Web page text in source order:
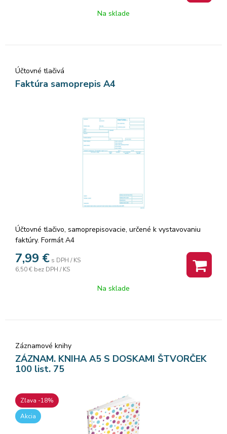
Na sklade
Účtovné tlačivá
Faktúra samoprepis A4
Účtovné tlačivo, samoprepisovacie, určené k vystavovaniu
faktúry. Formát A4
7,99 € s DPH / KS
6,50 € bez DPH / KS
Na sklade
Záznamové knihy
ZÁZNAM. KNIHA A5 S DOSKAMI ŠTVORČEK
100 list. 75
Zľava -18%
Akcia